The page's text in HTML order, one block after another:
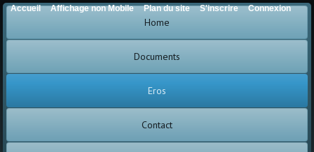
Home
Documents
Eros
Contact
Accueil Affichage non Mobile Plan du site S'inscrire Connexion